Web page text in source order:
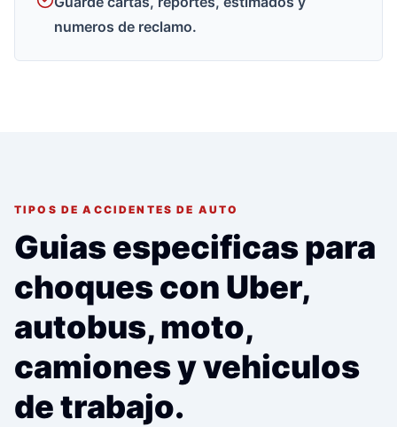
numeros de reclamo.
TIPOS DE ACCIDENTES DE AUTO
Guias especificas para
choques con Uber,
autobus, moto,
camiones y vehiculos
de trabajo.